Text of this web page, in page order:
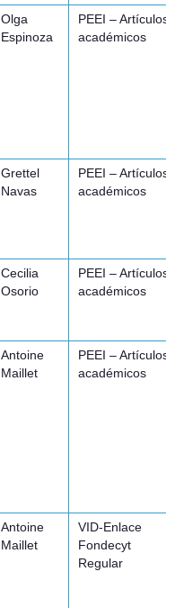
Olga
Espinoza
PEEI – Artículos
académicos
Grettel
Navas
PEEI – Artículos
académicos
Cecilia
Osorio
PEEI – Artículos
académicos
Antoine
Maillet
PEEI – Artículos
académicos
Antoine
Maillet
VID-Enlace
Fondecyt
Regular